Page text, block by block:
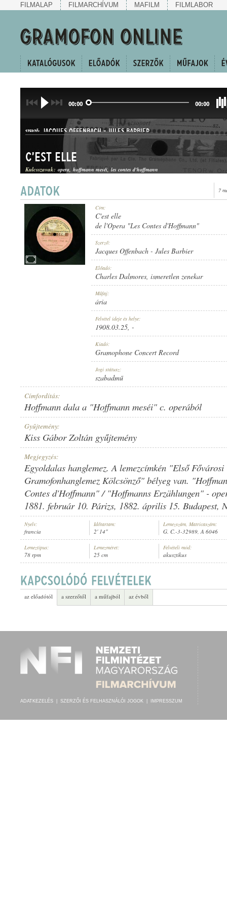
FILMALAP FILMARCHÍVUM MAFILM FILMLABOR
00:00 00:00
CHARLES DALMORES, ISMERETLEN ZENEKAR
SZERZŐ: JACQUES OFFENBACH-JULES BARBIER
ÁRIA
1908.03.25
GRAMOPHONE CONCERT RECORD
LEMEZSZÁM: G. C.-3-32989
C'est elle
Kulcsszavak: opera hoffmann meséi les contes d'hoffmann
7
Cím:
C'est elle
de l'Opera "Les Contes d'Hoffmann"
Szerző:
Jacques Offenbach - Jules Barbier
Előadó:
Charles Dalmores, ismeretlen zenekar
Műfaj:
ária
Felvétel ideje és helye:
1908.03.25, -
Kiadó:
Gramophone Concert Record
Jogi státusz:
szabadmű
Címfordítás:
Hoffmann dala a "Hoffmann meséi" c. operából
Gyűjtemény:
Kiss Gábor Zoltán gyűjtemény
Megjegyzés:
Egyoldalas hanglemez. A lemezcímkén "Első Fővárosi
Gramofonhanglemez Kölcsönző" bélyeg van.
Contes d'Hoffmann" / "Hoffmanns Erzählungen" -
1881. február 10. Párizs, 1882. április 15. Budapest,
Nyelv:
francia
Időtartam:
2' 14"
Lemezszám, Matricaszám:
G. C.-3-32989, A 6046
Lemeztípus:
78 rpm
Lemezméret:
25 cm
Felvételi mód:
akusztikus
az előadótól a szerzőtől a műfajból az évből
ADATKEZELÉS SZERZŐI ÉS FELHASZNÁLÓI JOGOK IMPRESSZUM